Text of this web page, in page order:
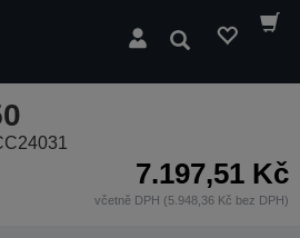
Hledat
7.197,51 Kč
včetně DPH (5.948,36 Kč bez DPH)